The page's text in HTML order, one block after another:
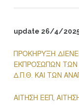
update 26/4/
ΠΡΟΚΗΡΥΞΗ
ΕΚΠΡΟΣΩΠΩΝ ΤΩΝ
Δ.Π.Θ. ΚΑΙ ΤΩΝ
ΑΙΤΗΣΗ ΕΕΠ